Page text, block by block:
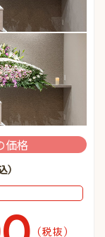
価格
）
(税抜)